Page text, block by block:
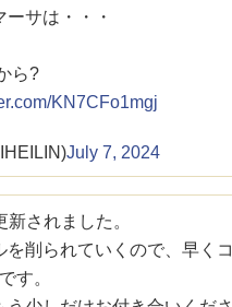
サは・・・
ら?
KN7CFo1mgj
July 7, 2024
新されました。
削られていくので、早くコ
す。